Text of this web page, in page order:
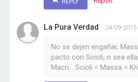
La Pura Verdad 24-09-2015
No se dejen engañar,
pacto con Scioli, o sea
Macri... Scioli = Massa =